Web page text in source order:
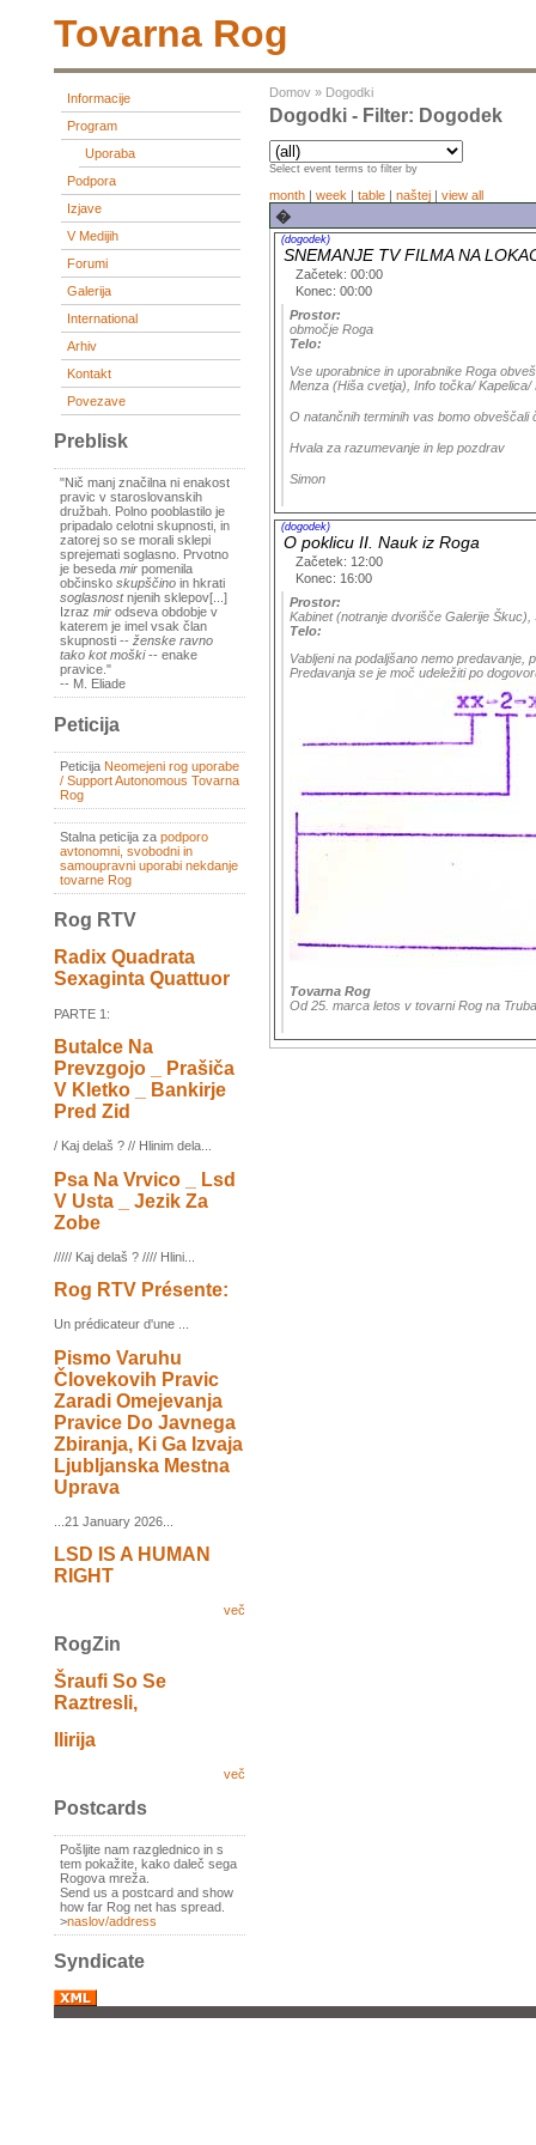
Tovarna Rog
Informacije
Program
Uporaba
Podpora
Izjave
V Medijih
Forumi
Galerija
International
Arhiv
Kontakt
Povezave
Preblisk
"Nič manj značilna ni enakost
pravic v staroslovanskih
družbah. Polno pooblastilo je
pripadalo celotni skupnosti, in
zatorej so se morali sklepi
sprejemati soglasno. Prvotno
je beseda mir pomenila
občinsko skupščino in hkrati
soglasnostnjenih sklepov[...]
Izraz mir odseva obdobje v
katerem je imel vsak član
skupnosti -- ženske ravno
tako kot moški-- enake
pravice."
-- M. Eliade
Peticija
Peticija Neomejeni rog uporabe
/ Support Autonomous Tovarna
Rog
Stalna peticija za podporo
avtonomni, svobodni in
samoupravni uporabi nekdanje
tovarne Rog
Rog RTV
Radix Quadrata
Sexaginta Quattuor
PARTE 1:
Butalce Na
Prevzgojo _ Prašiča
V Kletko _ Bankirje
Pred Zid
/ Kaj delaš ? // Hlinim dela...
Psa Na Vrvico _ Lsd
V Usta _ Jezik Za
Zobe
///// Kaj delaš ? //// Hlini...
Rog RTV Présente:
Un prédicateur d'une ...
Pismo Varuhu
Človekovih Pravic
Zaradi Omejevanja
Pravice Do Javnega
Zbiranja, Ki Ga Izvaja
Ljubljanska Mestna
Uprava
...21 January 2026...
LSD IS A HUMAN
RIGHT
več
RogZin
Šraufi So Se
Raztresli,
Ilirija
več
Postcards
Pošljite nam razglednico in s
tem pokažite, kako daleč sega
Rogova mreža.
Send us a postcard and show
how far Rog net has spread.
>naslov/address
Syndicate
Domov » Dogodki
Dogodki - Filter: Dogodek
Select event terms to filter by
month | week | table | naštej | view all
�
(dogodek)
SNEMANJE TV FILMA NA
Začetek: 00:00
Konec: 00:00
Prostor:
območje Roga
Telo:
Vse uporabnice in uporabnike Roga
Menza (Hiša cvetja), Info točka/
O natančnih terminih vas bomo obveščali
Hvala za razumevanje in lep pozdrav
Simon
(dogodek)
O poklicu II. Nauk iz Roga
Začetek: 12:00
Konec: 16:00
Prostor:
Kabinet (notranje dvorišče Galerije Škuc),
Telo:
Vabljeni na podaljšano nemo
Predavanja se je moč udeležiti po
Tovarna Rog
Od 25. marca letos v tovarni Rog na